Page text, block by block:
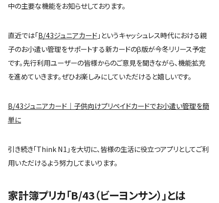
中の主要な機能をお知らせしております。
直近では「B/43ジュニアカード 」というキャッシュレス時代における親
子のお小遣い管理をサポートする新カードのβ版が今冬リリース予定
です。先行利用ユーザーの皆様からのご意見を聞きながら、機能拡充
を進めていきます。ぜひお楽しみにしていただけると嬉しいです。
B/43ジュニアカード｜子供向けプリペイドカードでお小遣い管理を簡
単に
引き続き「Think N1」を大切に、皆様の生活に役立つアプリとしてご利
用いただけるよう努力してまいります。
家計簿プリカ「B/43（ビーヨンサン）」とは